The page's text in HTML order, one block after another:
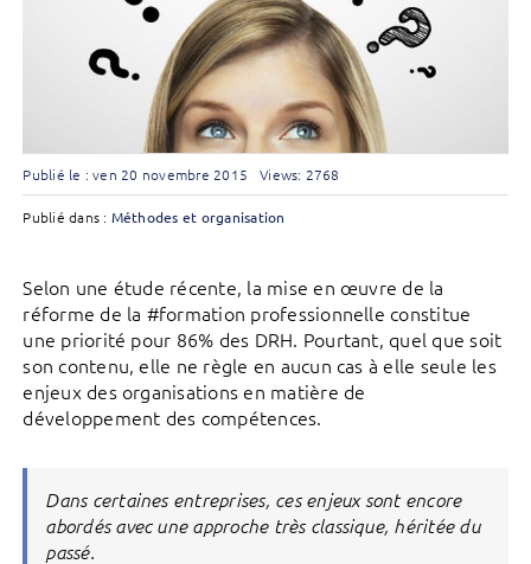
Publié le : ven 20 novembre 2015 Views: 2768
Publié dans : Méthodes et organisation
Selon une étude récente, la mise en œuvre de la
réforme de la #formation professionnelle constitue
une priorité pour 86% des DRH. Pourtant, quel que soit
son contenu, elle ne règle en aucun cas à elle seule les
enjeux des organisations en matière de
développement des compétences.
Dans certaines entreprises, ces enjeux sont encore
abordés avec une approche très classique, héritée du
passé.